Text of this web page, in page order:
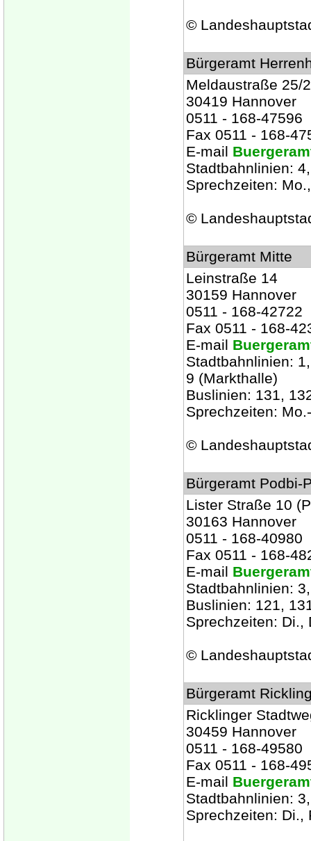
©
Bürgeramt
Meldaustraße 25/
30419 Hannover
0511 - 168-47596
Fax 0511 - 168-
E-mail
Stadtbahnlinien:
Sprechzeiten:
©
Bürgeramt Mitte
Leinstraße 14
30159 Hannover
0511 - 168-42722
Fax 0511 - 168-
E-mail
Stadtbahnlinien:
9 (Markthalle)
Buslinien: 131,
Sprechzeiten:
©
Bürgeramt Podbi-
Lister Straße 10
30163 Hannover
0511 - 168-40980
Fax 0511 - 168-
E-mail
Stadtbahnlinien:
Buslinien: 121,
Sprechzeiten: Di.,
©
Bürgeramt
Ricklinger
30459 Hannover
0511 - 168-49580
Fax 0511 - 168-
E-mail
Stadtbahnlinien:
Sprechzeiten: Di.,